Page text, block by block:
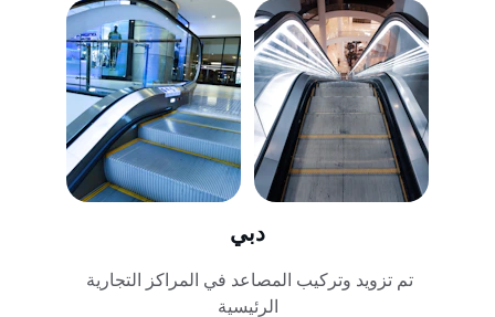
دبي
تم تزويد وتركيب المصاعد في المراكز التجارية
الرئيسية